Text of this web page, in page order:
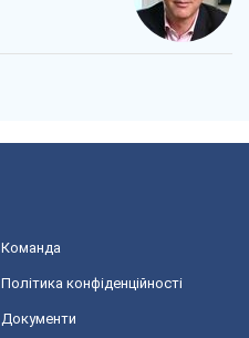
Команда
Політика конфіденційності
Документи